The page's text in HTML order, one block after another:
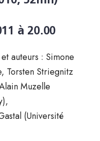
à 20.00
auteurs : Simone
Torsten Striegnitz
Muzelle
(Université